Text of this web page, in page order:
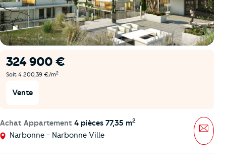
324 900 €
Soit 4 200,39 €/m2
Vente
Achat Appartement 4 pièces 77,35 m2
Narbonne - Narbonne Ville